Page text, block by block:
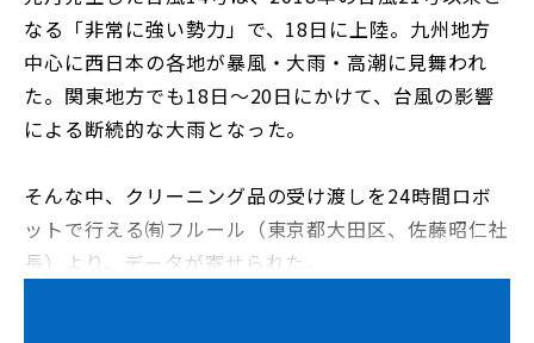
なる「非常に強い勢力」で、18日に上陸。九州地方
中心に西日本の各地が暴風・大雨・高潮に見舞われ
た。関東地方でも18日～20日にかけて、台風の影響
による断続的な大雨となった。
そんな中、クリーニング品の受け渡しを24時間ロボ
ットで行える㈲フルール（東京都大田区、佐藤昭仁社
長）より、データが寄せられた。